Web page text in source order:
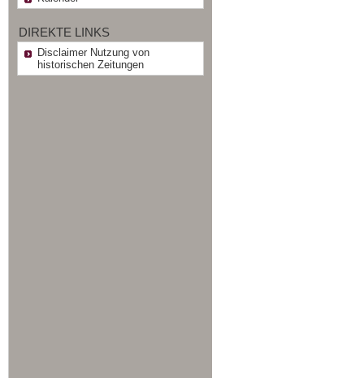
DIREKTE LINKS
Disclaimer Nutzung von
historischen Zeitungen